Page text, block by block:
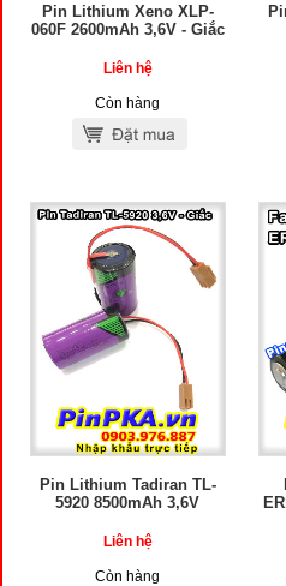
Pin Lithium Xeno XLP-
060F 2600mAh 3,6V - Giắc
Liên hệ
Còn hàng
Pin Lithium Tadiran TL-
5920 8500mAh 3,6V
Liên hệ
Còn hàng